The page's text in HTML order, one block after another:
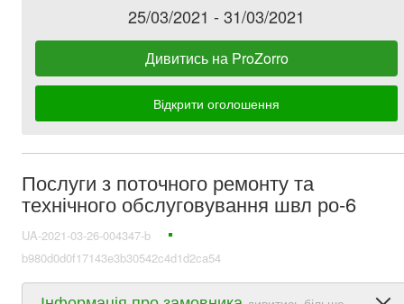
25/03/2021 - 31/03/2021
Дивитись на ProZorro
Відкрити оголошення
Послуги з поточного ремонту та
технічного обслуговування швл ро-6
UA-2021-03-26-004347-b
b980d0d0f17143e3b30542c4d1d2ca54